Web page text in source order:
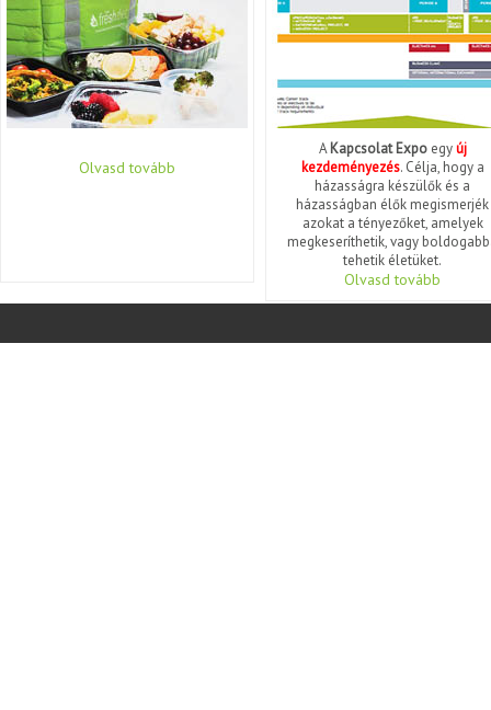
Olvasd tovább
AKapcsolat Expoegyúj
kezdeményezés. Célja, hogy a
házasságra készülők és a
házasságban élők megismerjék
azokat a tényezőket, amelyek
megkeseríthetik, vagy
tehetik életüket.
Olvasd tovább